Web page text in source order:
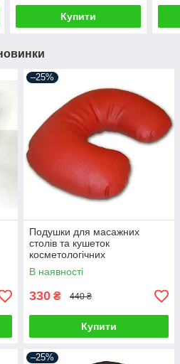
Купити
–25%
Подушки для масажних
столів та кушеток
косметологічних
В наявності
330 ₴ 440 ₴
Купити
–25%